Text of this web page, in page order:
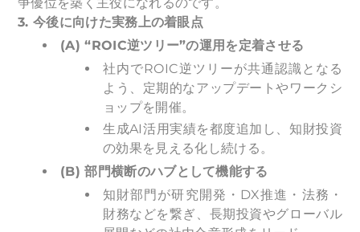
3. 今後に向けた実務上の着眼点
(A) “ROIC逆ツリー”の運用を定着させる
社内でROIC逆ツリーが共通認識となる
よう、定期的なアップデートやワークシ
ョップを開催。
生成AI活用実績を都度追加し、知財投資
の効果を見える化し続ける。
(B)部門横断のハブとして機能する
知財部門が研究開発・DX推進・法務・
財務などを繋ぎ、長期投資やグローバル